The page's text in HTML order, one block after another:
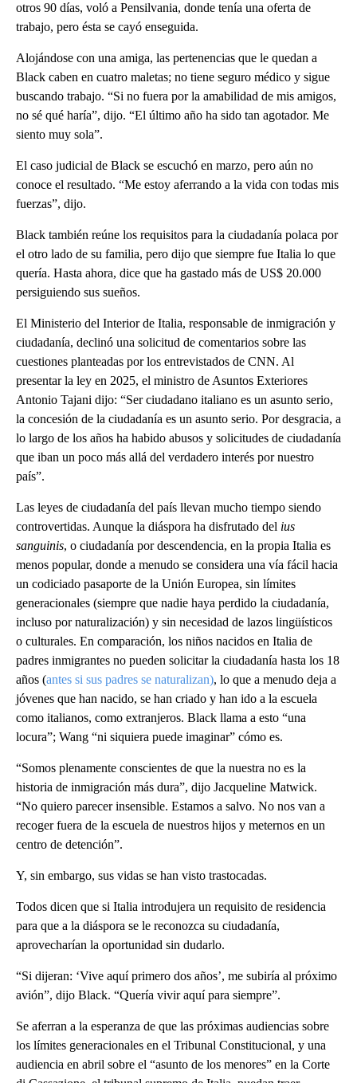
otros 90 días, voló a Pensilvania, donde tenía una oferta de
trabajo, pero ésta se cayó enseguida.
Alojándose con una amiga, las pertenencias que le quedan a
Black caben en cuatro maletas; no tiene seguro médico y sigue
buscando trabajo. “Si no fuera por la amabilidad de mis amigos,
no sé qué haría”, dijo. “El último año ha sido tan agotador. Me
siento muy sola”.
El caso judicial de Black se escuchó en marzo, pero aún no
conoce el resultado. “Me estoy aferrando a la vida con todas mis
fuerzas”, dijo.
Black también reúne los requisitos para la ciudadanía polaca por
el otro lado de su familia, pero dijo que siempre fue Italia lo que
quería. Hasta ahora, dice que ha gastado más de US$ 20.000
persiguiendo sus sueños.
El Ministerio del Interior de Italia, responsable de inmigración y
ciudadanía, declinó una solicitud de comentarios sobre las
cuestiones planteadas por los entrevistados de CNN. Al
presentar la ley en 2025, el ministro de Asuntos Exteriores
Antonio Tajani dijo: “Ser ciudadano italiano es un asunto serio,
la concesión de la ciudadanía es un asunto serio. Por desgracia, a
lo largo de los años ha habido abusos y solicitudes de ciudadanía
que iban un poco más allá del verdadero interés por nuestro
país”.
Las leyes de ciudadanía del país llevan mucho tiempo siendo
controvertidas. Aunque la diáspora ha disfrutado del ius
sanguinis, o ciudadanía por descendencia, en la propia Italia es
menos popular, donde a menudo se considera una vía fácil hacia
un codiciado pasaporte de la Unión Europea, sin límites
generacionales (siempre que nadie haya perdido la ciudadanía,
incluso por naturalización) y sin necesidad de lazos lingüísticos
o culturales. En comparación, los niños nacidos en Italia de
padres inmigrantes no pueden solicitar la ciudadanía hasta los 18
años (antes si sus padres se naturalizan), lo que a menudo deja a
jóvenes que han nacido, se han criado y han ido a la escuela
como italianos, como extranjeros. Black llama a esto “una
locura”; Wang “ni siquiera puede imaginar” cómo es.
“Somos plenamente conscientes de que la nuestra no es la
historia de inmigración más dura”, dijo Jacqueline Matwick.
“No quiero parecer insensible. Estamos a salvo. No nos van a
recoger fuera de la escuela de nuestros hijos y meternos en un
centro de detención”.
Y, sin embargo, sus vidas se han visto trastocadas.
Todos dicen que si Italia introdujera un requisito de residencia
para que a la diáspora se le reconozca su ciudadanía,
aprovecharían la oportunidad sin dudarlo.
“Si dijeran: ‘Vive aquí primero dos años’, me subiría al próximo
avión”, dijo Black. “Quería vivir aquí para siempre”.
Se aferran a la esperanza de que las próximas audiencias sobre
los límites generacionales en el Tribunal Constitucional, y una
audiencia en abril sobre el “asunto de los menores” en la Corte